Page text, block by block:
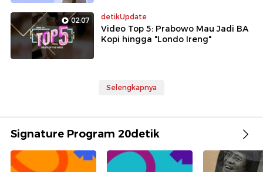
02:07 detikUpdate
Video Top 5: Prabowo Mau Jadi BA
Kopi hingga "Londo Ireng"
Selengkapnya
Signature Program 20detik